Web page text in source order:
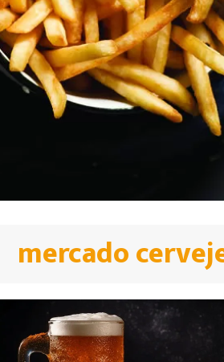
mercado